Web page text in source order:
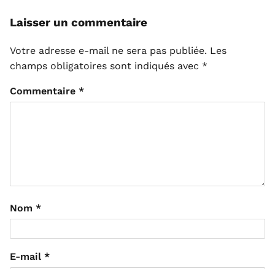
Laisser un commentaire
Votre adresse e-mail ne sera pas publiée. Les
champs obligatoires sont indiqués avec *
Commentaire *
Nom *
E-mail *